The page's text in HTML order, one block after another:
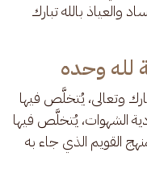
والعياذ بالله تبارك
لله وحده
وتعالى، يُتخلَّص فيها
الشهوات، يُتخلَّص فيها
القويم الذي جاء به